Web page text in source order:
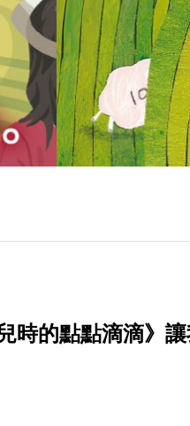
時的點點滴滴》